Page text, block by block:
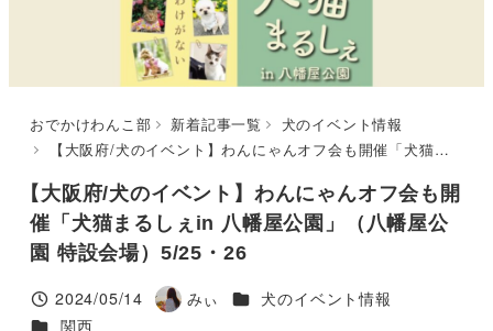
おでかけわんこ部 新着記事一覧
犬のイベント情報
【大阪府/犬のイベント】わんにゃんオフ会も開催「犬猫まるしぇin ⼋幡屋公園」（⼋幡屋公園 特設会場）5/25・26
【大阪府/犬のイベント】わんにゃんオフ会も開
催「犬猫まるしぇin ⼋幡屋公園」（⼋幡屋公
園 特設会場）5/25・26
投稿日
2024/05/14
著
みぃ カテゴリー
犬のイベント情報
カテゴリー
関西